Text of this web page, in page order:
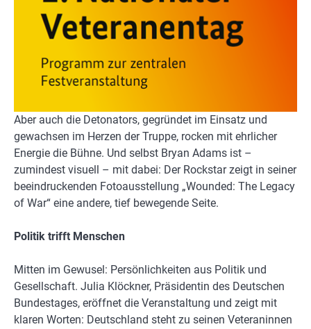
Aber auch die Detonators, gegründet im Einsatz und
gewachsen im Herzen der Truppe, rocken mit ehrlicher
Energie die Bühne. Und selbst Bryan Adams ist –
zumindest visuell – mit dabei: Der Rockstar zeigt in seiner
beeindruckenden Fotoausstellung „Wounded: The Legacy
of War“ eine andere, tief bewegende Seite.
Politik trifft Menschen
Mitten im Gewusel: Persönlichkeiten aus Politik und
Gesellschaft. Julia Klöckner, Präsidentin des Deutschen
Bundestages, eröffnet die Veranstaltung und zeigt mit
klaren Worten: Deutschland steht zu seinen Veteraninnen